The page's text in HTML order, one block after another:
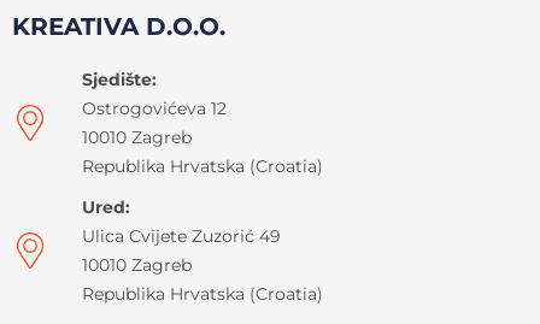
KREATIVA D.O.O.
Sjedište:
Ostrogovićeva 12
10010 Zagreb
Republika Hrvatska (Croatia)
Ured:
Ulica Cvijete Zuzorić 49
10010 Zagreb
Republika Hrvatska (Croatia)